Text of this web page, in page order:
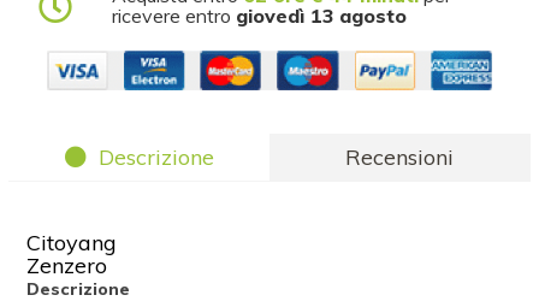
ricevere entro giovedì 13 agosto
Descrizione Recensioni
Citoyang
Zenzero
Descrizione